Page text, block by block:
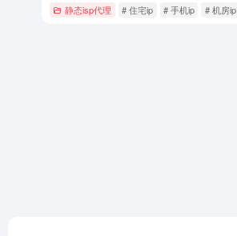
静态isp代理 # 住宅ip # 手机ip # 机房ip